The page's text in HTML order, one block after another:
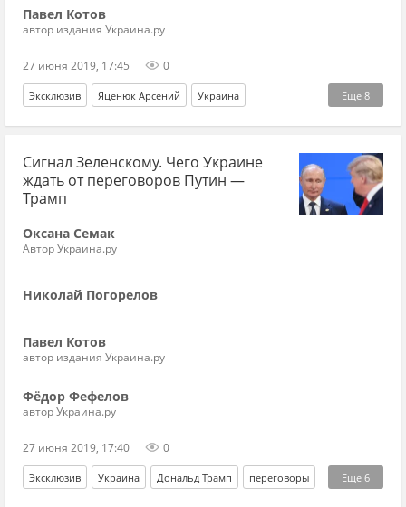
Павел Котов
автор издания Украина.ру
27 июня 2019, 17:45 0
Еще 8
Эксклюзив Яценюк Арсений Украина
Виталий Кличко парламентские выборы
Анатолий Шарий Святослав Вакарчук Олег Ляшко
Владимир Зеленский партия
Сигнал Зеленскому. Чего Украине
ждать от переговоров Путин —
Трамп
Оксана Семак
Автор Украина.ру
Николай Погорелов
Павел Котов
автор издания Украина.ру
Фёдор Фефелов
автор Украина.ру
27 июня 2019, 17:40 0
Еще 6
Эксклюзив Украина Дональд Трамп переговоры